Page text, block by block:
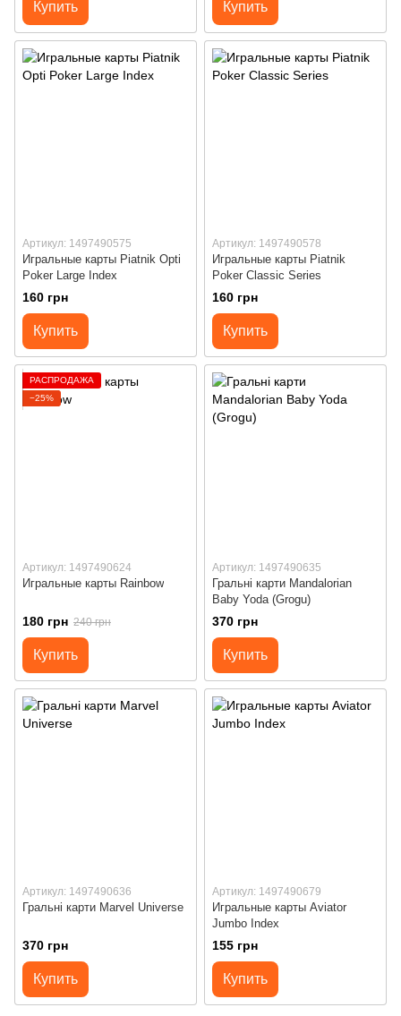
Купить Купить
Артикул: 1497490575
Игральные карты Piatnik Opti
Poker Large Index
160 грн
Купить
Артикул: 1497490578
Игральные карты Piatnik
Poker Classic Series
160 грн
Купить
РАСПРОДАЖА
−25%
Артикул: 1497490624
Игральные карты Rainbow
180 грн 240 грн
Купить
Артикул: 1497490635
Гральні карти Mandalorian
Baby Yoda (Grogu)
370 грн
Купить
Артикул: 1497490636
Гральні карти Marvel Universe
370 грн
Купить
Артикул: 1497490679
Игральные карты Aviator
Jumbo Index
155 грн
Купить